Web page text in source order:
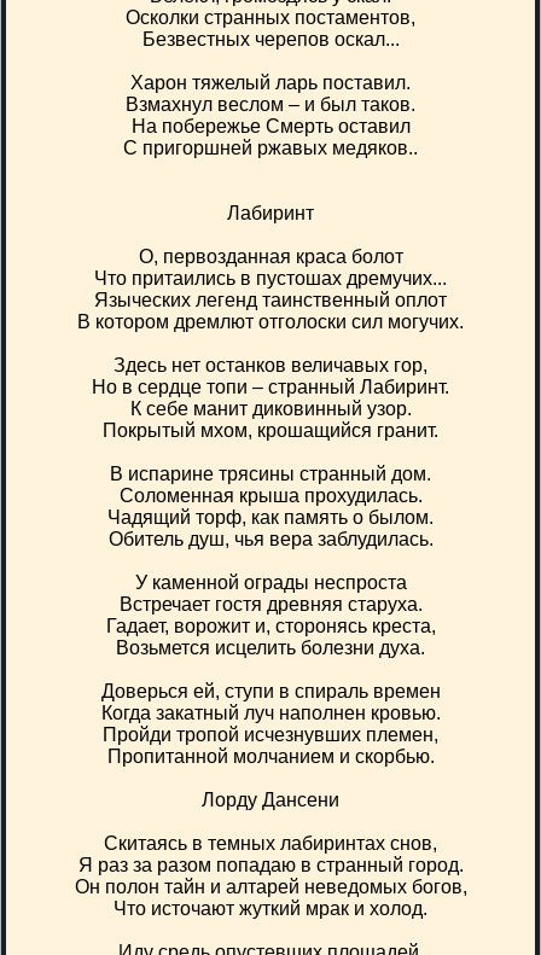
Осколки странных постаментов,
Безвестных черепов оскал...
Харон тяжелый ларь поставил.
Взмахнул веслом – и был таков.
На побережье Смерть оставил
С пригоршней ржавых медяков..
Лабиринт
О, первозданная краса болот
Что притаились в пустошах дремучих...
Языческих легенд таинственный оплот
В котором дремлют отголоски сил могучих.
Здесь нет останков величавых гор,
Но в сердце топи – странный Лабиринт.
К себе манит диковинный узор.
Покрытый мхом, крошащийся гранит.
В испарине трясины странный дом.
Соломенная крыша прохудилась.
Чадящий торф, как память о былом.
Обитель душ, чья вера заблудилась.
У каменной ограды неспроста
Встречает гостя древняя старуха.
Гадает, ворожит и, сторонясь креста,
Возьмется исцелить болезни духа.
Доверься ей, ступи в спираль времен
Когда закатный луч наполнен кровью.
Пройди тропой исчезнувших племен,
Пропитанной молчанием и скорбью.
Лорду Дансени
Скитаясь в темных лабиринтах снов,
Я раз за разом попадаю в странный город.
Он полон тайн и алтарей неведомых богов,
Что источают жуткий мрак и холод.